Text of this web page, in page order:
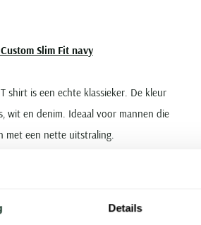
Details
Slim Fit navy
shirt is een echte klassieker. De kleur
wit en denim. Ideaal voor mannen die
met een nette uitstraling.
voor heren staat bekend om de hoge